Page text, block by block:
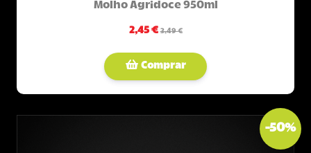
Molho Agridoce 950ml
2,45 €3,49 €
Comprar
-50%